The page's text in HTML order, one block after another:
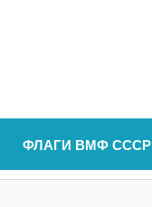
ФЛАГИ ВМФ СССР